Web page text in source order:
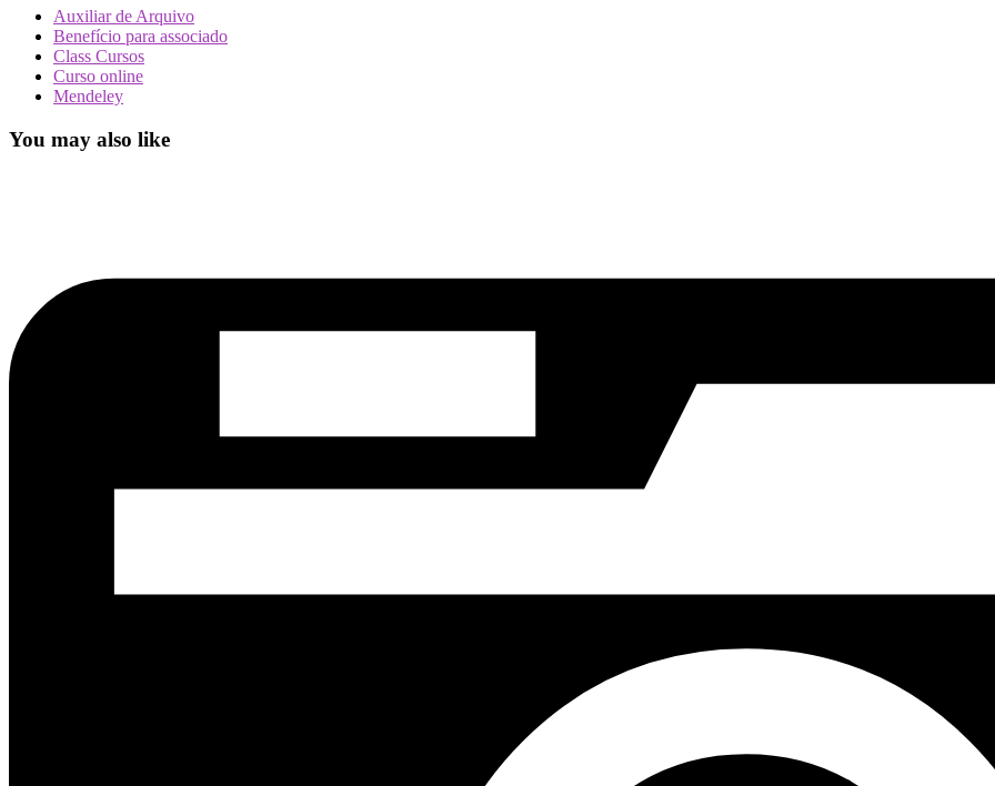
Auxiliar de Arquivo
Benefício para associado
Class Cursos
Curso online
Mendeley
You may also like